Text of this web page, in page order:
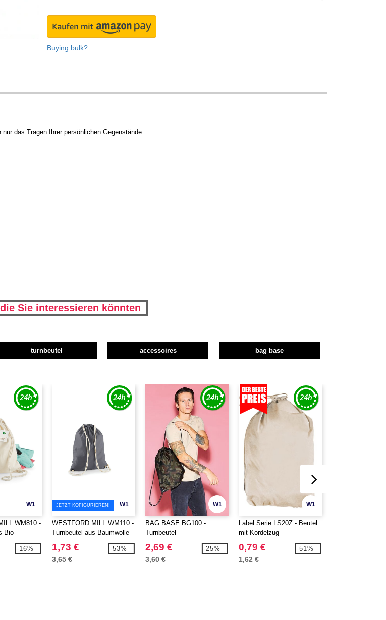
Buying bulk?
das Tragen Ihrer persönlichen Gegenstände.
Sie interessieren könnten
turnbeutel accessoires bag base
W1
WM810 -
Bio-
-16%
W1
JETZT KOFIGURIEREN!
WESTFORD MILL WM110 -
Turnbeutel aus Baumwolle
1,73 €
3,65 €
-53%
W1
BAG BASE BG100 -
Turnbeutel
2,69 €
3,60 €
-25%
W1
Label Serie LS20Z - Beutel
mit Kordelzug
0,79 €
1,62 €
-51%